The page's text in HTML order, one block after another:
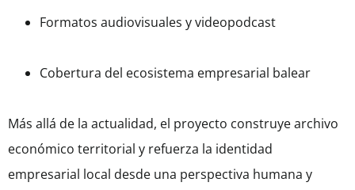
Formatos audiovisuales y videopodcast
Cobertura del ecosistema empresarial balear
Más allá de la actualidad, el proyecto construye archivo
económico territorial y refuerza la identidad
empresarial local desde una perspectiva humana y